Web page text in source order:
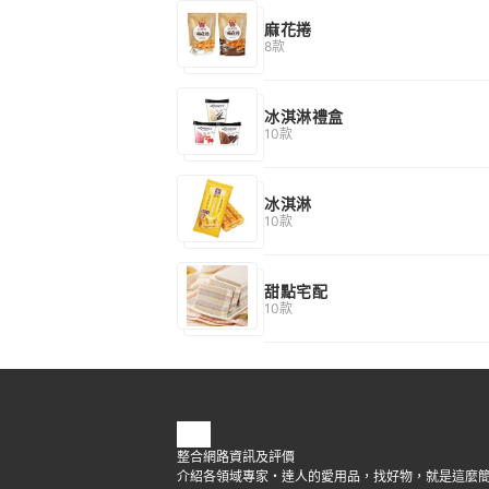
麻花捲
8款
冰淇淋禮盒
10款
冰淇淋
10款
甜點宅配
10款
整合網路資訊及評價
介紹各領域專家・達人的愛用品，找好物，就是這麼